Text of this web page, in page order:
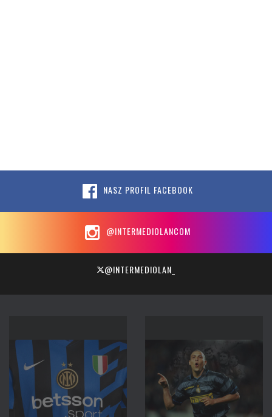
NASZ PROFIL FACEBOOK
@INTERMEDIOLANCOM
@INTERMEDIOLAN_